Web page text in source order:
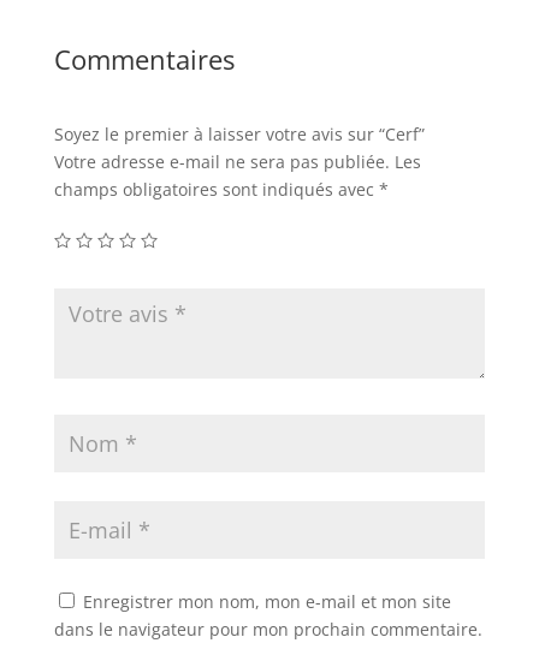
Commentaires
Soyez le premier à laisser votre avis sur “Cerf”
Votre adresse e-mail ne sera pas publiée. Les
champs obligatoires sont indiqués avec *
Enregistrer mon nom, mon e-mail et mon site
dans le navigateur pour mon prochain commentaire.